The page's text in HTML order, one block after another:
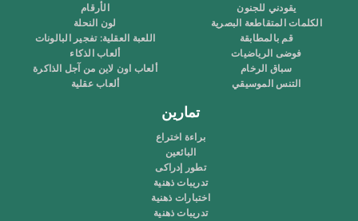
يقودني للجنون
الكلمات المتقاطعة البصرية
قم بالمطابقة
فوضى الرياضيات
سباق الرخام
التنس الموسيقي
الأرقام
لون النحلة
اللعبة العقلية: تفجير البالونات
ألعاب الذكاء
ألعاب اون لاين من آجل الذاكرة
ألعاب عقلية
تمارين
براءة اختراع
البائعين
تطور إدراكى
تدريبات ذهنية
اختبارات ذهنية
تدريبات ذهنية